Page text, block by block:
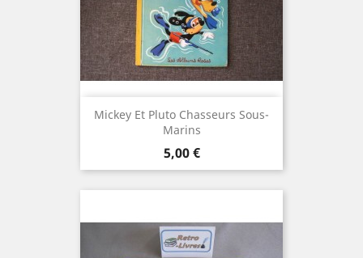
Mickey Et Pluto Chasseurs Sous-
Marins
Prix
5,00 €